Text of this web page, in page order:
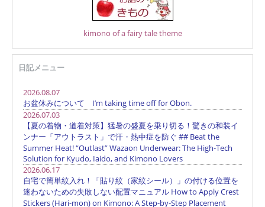
kimono of a fairy tale theme
日記メニュー